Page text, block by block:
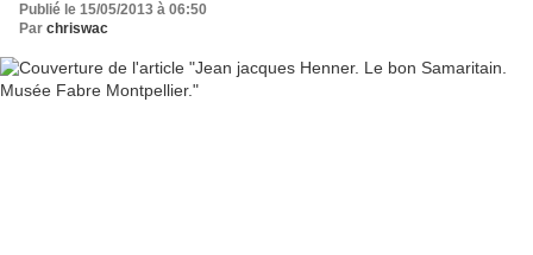
Publié le 15/05/2013 à 06:50
Par chriswac